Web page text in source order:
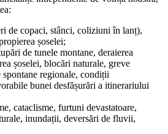
de copaci, stânci, coliziuni în lanț),
șoselei;
de tunele montane, deraierea
șoselei, blocări naturale, greve
regionale, condiții
bunei desfășurări a itinerariului
cataclisme, furtuni devastatoare,
inundații, deversări de fluvii,